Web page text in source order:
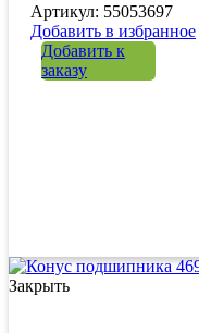
Артикул: 55053697
Добавить в избранное
Добавить к
заказу
Закрыть